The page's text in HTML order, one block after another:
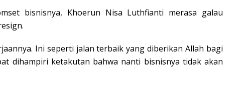
bisnisnya, Khoerun Nisa Luthfianti merasa galau
Ini seperti jalan terbaik yang diberikan Allah bagi
dihampiri ketakutan bahwa nanti bisnisnya tidak akan